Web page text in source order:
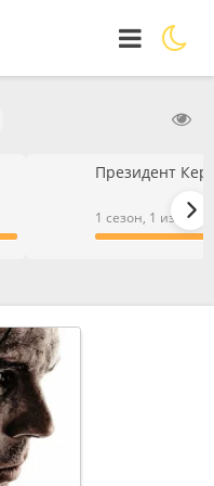
Президент
1 сезон, 1 из 1